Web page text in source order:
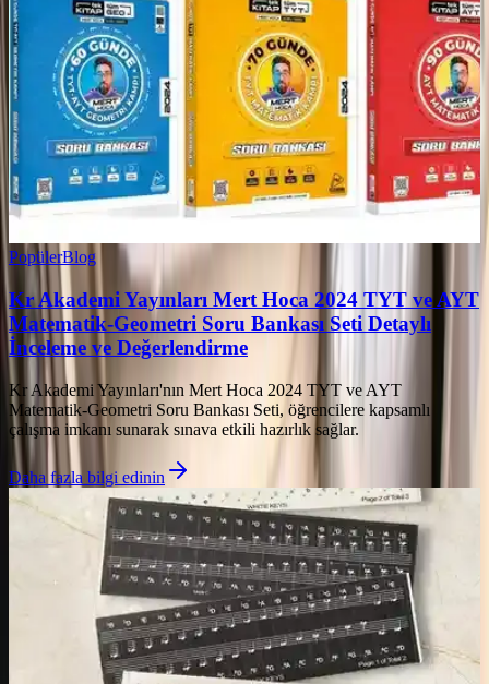
PopülerBlog
Kr Akademi Yayınları Mert Hoca 2024 TYT ve AYT
Matematik-Geometri Soru Bankası Seti Detaylı
İnceleme ve Değerlendirme
Kr Akademi Yayınları'nın Mert Hoca 2024 TYT ve AYT
Matematik-Geometri Soru Bankası Seti, öğrencilere kapsamlı
çalışma imkanı sunarak sınava etkili hazırlık sağlar.
Daha fazla bilgi edinin